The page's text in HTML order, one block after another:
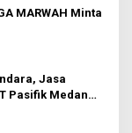
MARWAH Minta
Jasa
Pasifik Medan